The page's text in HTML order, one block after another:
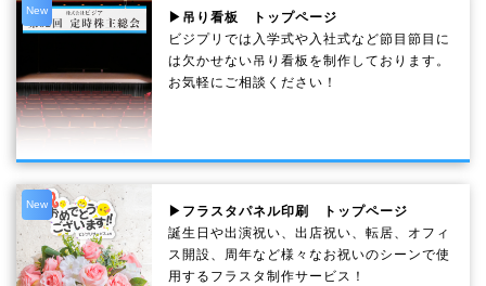
New
▶吊り看板 トップページ
ビジプリでは入学式や入社式など節目節目に
は欠かせない吊り看板を制作しております。
お気軽にご相談ください！
New
▶フラスタパネル印刷 トップページ
誕生日や出演祝い、出店祝い、転居、オフィ
ス開設、周年など様々なお祝いのシーンで使
用するフラスタ制作サービス！